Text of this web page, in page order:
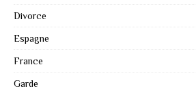
Divorce
Espagne
France
Garde